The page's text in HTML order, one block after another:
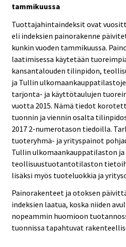
tammikuussa
Tuottajahintaindeksit ovat
eli indeksien painorakenne
kunkin vuoden tammikuussa.
laatimisessa käytetään
kansantalouden tilinpidon,
ja Tullin
tarjonta- ja käyttötaulujen
vuotta 2015. Nämä tiedot
tuonnin ja viennin osalta
2017 2-numerotason tiedoilla.
tuoteryhmä- ja yrityspainot
Tullin ulkomaankauppatilaston ja
teollisuustuotantotilaston
lisäksi myös tuoteluokkia ja
Painorakenteet ja otoksen
indeksien laatua, koska niiden
nopeammin huomioon
tuonnissa tapahtuvat